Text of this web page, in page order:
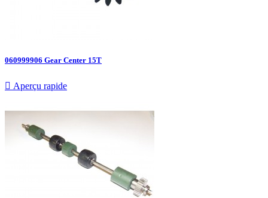
060999906 Gear Center 15T
 Aperçu rapide